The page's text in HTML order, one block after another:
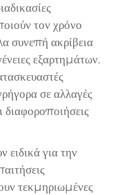
τον χρόνο
συνεπή ακρίβεια
εξαρτημάτων.
σε αλλαγές
για την
τεκμηριωμένες